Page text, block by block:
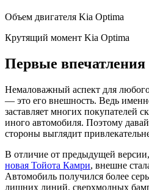
Объем двигателя Kia Optima
Крутящий момент Kia Optima
Первые впечатления
Немаловажный аспект для
— это его внешность. Ведь
заставляет многих покупателей
иного автомобиля. Поэтому
стороны выглядит
В отличие от предыдущей
новая Тойота Камри, внешне
Автомобиль получился более
лишних линий, сверхмодных